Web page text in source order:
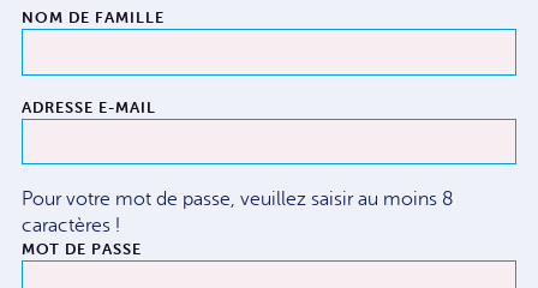
NOM DE FAMILLE
ADRESSE E-MAIL
Pour votre mot de passe, veuillez saisir au moins 8
caractères !
MOT DE PASSE